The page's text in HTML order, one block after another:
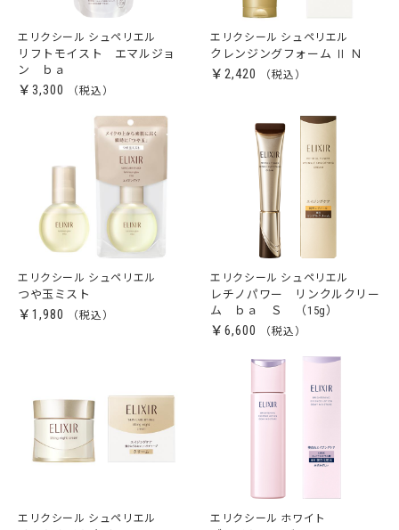
エリクシール シュペリエル
リフトモイスト エマルジョ
ン ｂａ
￥3,300
エリクシール シュペリエル
クレンジングフォーム Ⅱ Ｎ
￥2,420
エリクシール シュペリエル
つや玉ミスト
￥1,980
エリクシール シュペリエル
レチノパワー リンクルクリー
ム ｂａ Ｓ （15g）
￥6,600
エリクシール シュペリエル エリクシール ホワイト